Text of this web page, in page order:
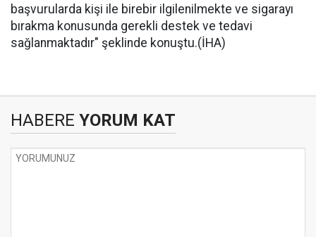
başvurularda kişi ile birebir ilgilenilmekte ve sigarayı
bırakma konusunda gerekli destek ve tedavi
sağlanmaktadır" şeklinde konuştu.(İHA)
HABERE YORUM KAT